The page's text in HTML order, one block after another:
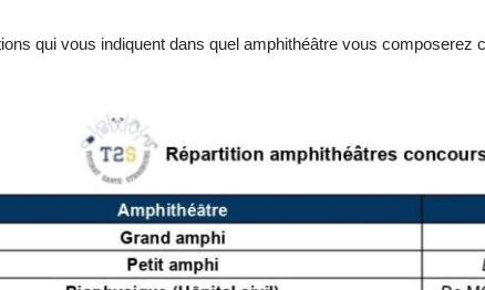
qui vous indiquent dans quel amphithéâtre vous composerez